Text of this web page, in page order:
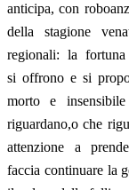
anticipa, con
della stagione
regionali: la
si offrono e si
morto e
riguardano,o che
attenzione a
faccia continuare la